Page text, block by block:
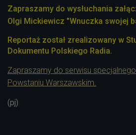
Zapraszamy do wysłuchania
Olgi Mickiewicz "Wnuczka swojej
Reportaż został zrealizowany w
Dokumentu Polskiego Radia.
Zapraszamy do serwisu
Powstaniu Warszawskim.
(pj)